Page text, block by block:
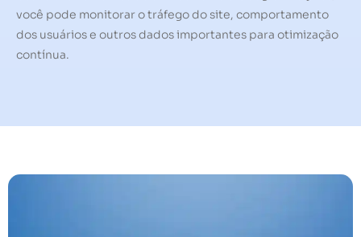
você pode monitorar o tráfego do site, comportamento
dos usuários e outros dados importantes para otimização
contínua.